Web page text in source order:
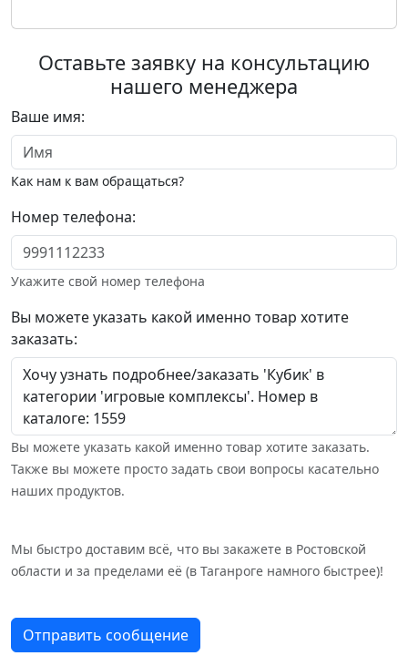
Оставьте заявку на консультацию
нашего менеджера
Ваше имя:
Как нам к вам обращаться?
Номер телефона:
Укажите свой номер телефона
Вы можете указать какой именно товар хотите
заказать:
Вы можете указать какой именно товар хотите заказать.
Также вы можете просто задать свои вопросы касательно
наших продуктов.
Мы быстро доставим всё, что вы закажете в Ростовской
области и за пределами её (в Таганроге намного быстрее)!
Отправить сообщение